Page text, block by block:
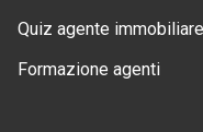
Quiz agente immobiliare
Formazione agenti